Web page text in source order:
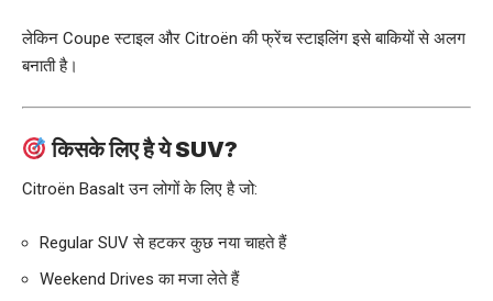
लेकिन Coupe स्टाइल और Citroën की फ्रेंच स्टाइलिंग इसे बाकियों से अलग
बनाती है।
किसके लिए है ये SUV?
Citroën Basaltउन लोगों के लिए है जो:
Regular SUV से हटकर कुछ नया चाहते हैं
Weekend Drives का मजा लेते हैं